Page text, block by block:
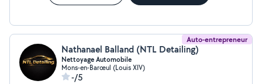
Auto-entrepreneur
Nathanael Balland (NTL Detailing)
Nettoyage Automobile
Mons-en-Barœul (Louis XIV)
-/5